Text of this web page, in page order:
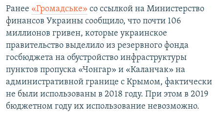
Ранее «Громадське» со ссылкой на Министерство
финансов Украины сообщило, что почти 106
миллионов гривен, которые украинское
правительство выделило из резервного фонда
госбюджета на обустройство инфраструктуры
пунктов пропуска «Чонгар» и «Каланчак» на
административной границе с Крымом, фактически
не были использованы в 2018 году. При этом в 2019
бюджетном году их использование невозможно.